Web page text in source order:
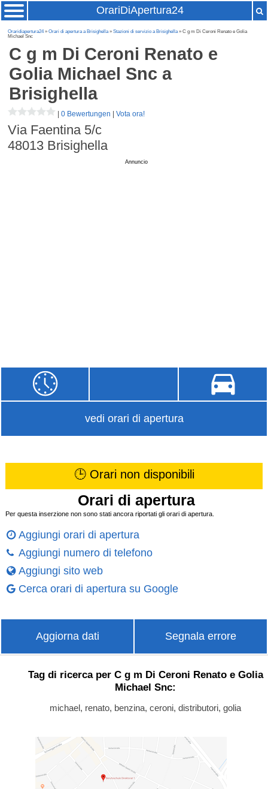
OrariDiApertura24
Oraridiapertura24»Orari di apertura a Brisighella»Stazioni di servizio a Brisighella» C g m Di Ceroni Renato e Golia
Michael Snc
C g m Di Ceroni Renato e
Golia Michael Snc a
Brisighella
|0 Bewertungen |Vota ora!
Via Faentina 5/c
48013 Brisighella
Annuncio
vedi orari di apertura
🕒 Orari non disponibili
Orari di apertura
Per questa inserzione non sono stati ancora riportati gli orari di apertura.
Aggiungi orari di apertura
Aggiungi numero di telefono
Aggiungi sito web
Cerca orari di apertura su Google
Aggiorna dati Segnala errore
Tag di ricerca per C g m Di Ceroni Renato e Golia
Michael Snc:
michael, renato, benzina, ceroni, distributori, golia